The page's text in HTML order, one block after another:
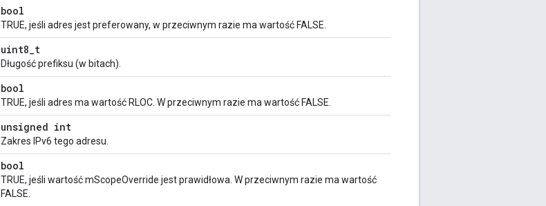
bool
TRUE, jeśli adres jest preferowany, w przeciwnym razie ma wartość FALSE.
uint8_t
Długość prefiksu (w bitach).
bool
TRUE, jeśli adres ma wartość RLOC. W przeciwnym razie ma wartość FALSE.
unsigned int
Zakres IPv6 tego adresu.
bool
TRUE, jeśli wartość mScopeOverride jest prawidłowa. W przeciwnym razie ma wartość
FALSE.